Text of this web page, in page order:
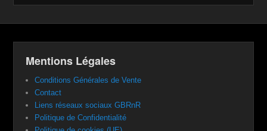
Mentions Légales
Conditions Générales de Vente
Contact
Liens réseaux sociaux GBRnR
Politique de Confidentialité